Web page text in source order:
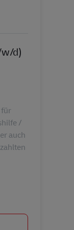
d)
für
/
auch